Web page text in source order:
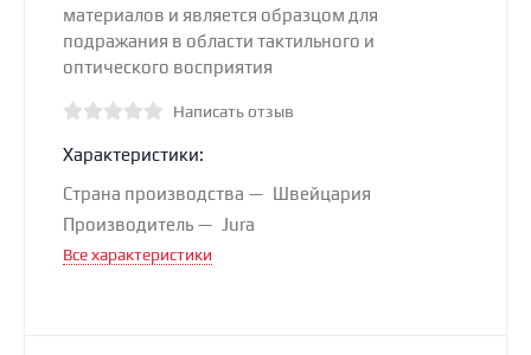
материалов и является образцом для
подражания в области тактильного и
оптического восприятия
Написать отзыв
Характеристики:
Страна производства
Швейцария
Производитель
Jura
Все характеристики